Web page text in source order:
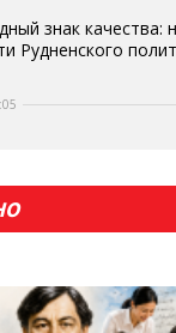
знак качества:
Рудненского